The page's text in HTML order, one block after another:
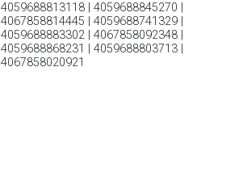
4059688813118 | 4059688845270 |
4067858814445 | 4059688741329 |
4059688883302 | 4067858092348 |
4059688868231 | 4059688803713 |
4067858020921